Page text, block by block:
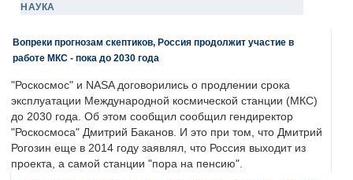
НАУКА
Вопреки прогнозам скептиков, Россия продолжит участие в
работе МКС - пока до 2030 года
"Роскосмос" и NASA договорились о продлении срока
эксплуатации Международной космической станции (МКС)
до 2030 года. Об этом сообщил сообщил гендиректор
"Роскосмоса" Дмитрий Баканов. И это при том, что Дмитрий
Рогозин еще в 2014 году заявлял, что Россия выходит из
проекта, а самой станции "пора на пенсию".